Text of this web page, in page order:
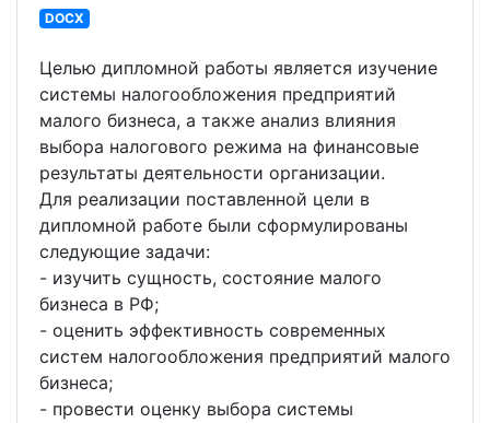
DOCX
Целью дипломной работы является изучение
системы налогообложения предприятий
малого бизнеса, а также анализ влияния
выбора налогового режима на финансовые
результаты деятельности организации.
Для реализации поставленной цели в
дипломной работе были сформулированы
следующие задачи:
- изучить сущность, состояние малого
бизнеса в РФ;
- оценить эффективность современных
систем налогообложения предприятий малого
бизнеса;
- провести оценку выбора системы